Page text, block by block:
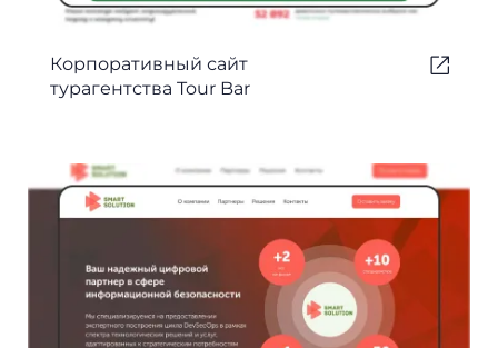
Корпоративный сайт
турагентства Tour Bar